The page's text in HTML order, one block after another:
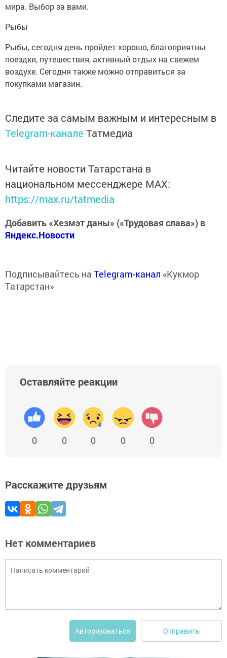
мира. Выбор за вами.
Рыбы
Рыбы, сегодня день пройдет хорошо, благоприятны
поездки, путешествия, активный отдых на свежем
воздухе. Сегодня также можно отправиться за
покупками магазин.
Следите за самым важным и интересным в
Telegram-канале Татмедиа
Читайте новости Татарстана в
национальном мессенджере MАХ:
https://max.ru/tatmedia
Добавить «Хезмэт даны» («Трудовая слава») в
Яндекс.Новости
Подписывайтесь на Telegram-канал «Кукмор
Татарстан»
Оставляйте реакции
0 0 0 0 0
Расскажите друзьям
Нет комментариев
Авторизоваться Отправить